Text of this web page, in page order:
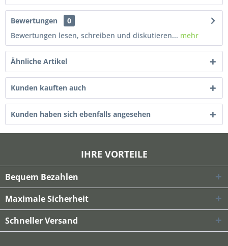
Bewertungen
0
Bewertungen lesen, schreiben und diskutieren... mehr
Ähnliche Artikel
Kunden kauften auch
Kunden haben sich ebenfalls angesehen
IHRE VORTEILE
Bequem Bezahlen
Maximale Sicherheit
Schneller Versand